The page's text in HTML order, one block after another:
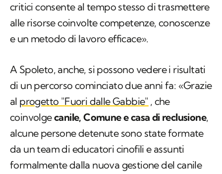
critici consente al tempo stesso di trasmettere
alle risorse coinvolte competenze, conoscenze
e un metodo di lavoro efficace».
A Spoleto, anche, si possono vedere i risultati
di un percorso cominciato due anni fa: «Grazie
al progetto "Fuori dalle Gabbie" , che
coinvolgecanile, Comune e casa di reclusione,
alcune persone detenute sono state formate
da un team di educatori cinofili e assunti
formalmente dalla nuova gestione del canile